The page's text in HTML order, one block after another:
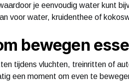
je eenvoudig water kunt
voor water, kruidenthee of
bewegen
tijdens vluchten, treinritten of
een moment om even te